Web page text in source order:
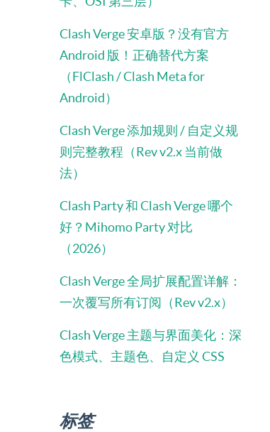
Clash Verge 安卓版？没有官方
Android 版！正确替代方案
（FlClash / Clash Meta for
Android）
Clash Verge 添加规则 / 自定义规
则完整教程（Rev v2.x 当前做
法）
Clash Party 和 Clash Verge 哪个
好？Mihomo Party 对比
（2026）
Clash Verge 全局扩展配置详解：
一次覆写所有订阅（Rev v2.x）
Clash Verge 主题与界面美化：深
色模式、主题色、自定义 CSS
标签